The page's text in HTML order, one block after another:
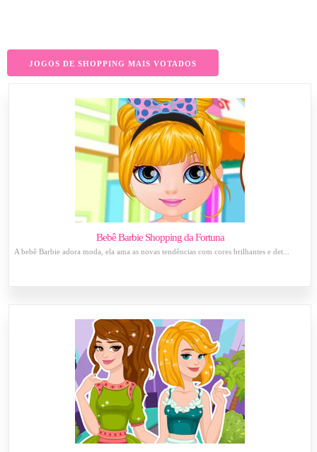
JOGOS DE SHOPPING MAIS VOTADOS
Bebê Barbie Shopping da Fortuna
A bebê Barbie adora moda, ela ama as novas tendências com cores brilhantes e det...